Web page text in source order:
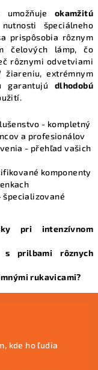
umožňuje okamžitú
špeciálneho
prispôsobia rôznym
čelových lámp, čo
rôznymi odvetviami
extrémnym
garantujú dlhodobú
- kompletný
a profesionálov
- přehľad vašich
komponenty
špecializované
pri intenzívnom
s prilbami rôznych
rukavicami?
kde ho ľudia